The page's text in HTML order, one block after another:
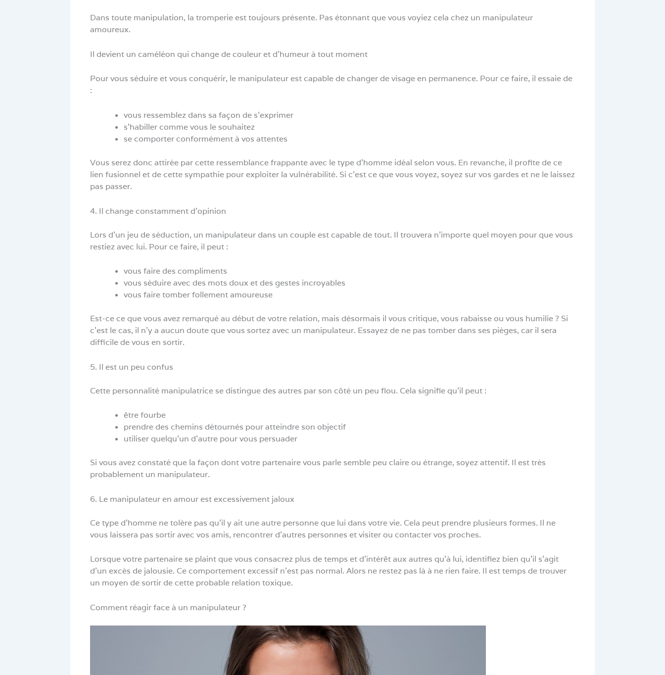
Dans toute manipulation, la tromperie est toujours présente. Pas étonnant que vous voyiez cela chez un manipulateur
amoureux.
Il devient un caméléon qui change de couleur et d’humeur à tout moment
Pour vous séduire et vous conquérir, le manipulateur est capable de changer de visage en permanence. Pour ce faire, il essaie de
:
vous ressemblez dans sa façon de s’exprimer
s’habiller comme vous le souhaitez
se comporter conformément à vos attentes
Vous serez donc attirée par cette ressemblance frappante avec le type d’homme idéal selon vous. En revanche, il profite de ce
lien fusionnel et de cette sympathie pour exploiter la vulnérabilité. Si c’est ce que vous voyez, soyez sur vos gardes et ne le laissez
pas passer.
4. Il change constamment d’opinion
Lors d’un jeu de séduction, un manipulateur dans un couple est capable de tout. Il trouvera n’importe quel moyen pour que vous
restiez avec lui. Pour ce faire, il peut :
vous faire des compliments
vous séduire avec des mots doux et des gestes incroyables
vous faire tomber follement amoureuse
Est-ce ce que vous avez remarqué au début de votre relation, mais désormais il vous critique, vous rabaisse ou vous humilie ? Si
c’est le cas, il n’y a aucun doute que vous sortez avec un manipulateur. Essayez de ne pas tomber dans ses pièges, car il sera
difficile de vous en sortir.
5. Il est un peu confus
Cette personnalité manipulatrice se distingue des autres par son côté un peu flou. Cela signifie qu’il peut :
être fourbe
prendre des chemins détournés pour atteindre son objectif
utiliser quelqu’un d’autre pour vous persuader
Si vous avez constaté que la façon dont votre partenaire vous parle semble peu claire ou étrange, soyez attentif. Il est très
probablement un manipulateur.
6. Le manipulateur en amour est excessivement jaloux
Ce type d’homme ne tolère pas qu’il y ait une autre personne que lui dans votre vie. Cela peut prendre plusieurs formes. Il ne
vous laissera pas sortir avec vos amis, rencontrer d’autres personnes et visiter ou contacter vos proches.
Lorsque votre partenaire se plaint que vous consacrez plus de temps et d’intérêt aux autres qu’à lui, identifiez bien qu’il s’agit
d’un excès de jalousie. Ce comportement excessif n’est pas normal. Alors ne restez pas là à ne rien faire. Il est temps de trouver
un moyen de sortir de cette probable relation toxique.
Comment réagir face à un manipulateur ?